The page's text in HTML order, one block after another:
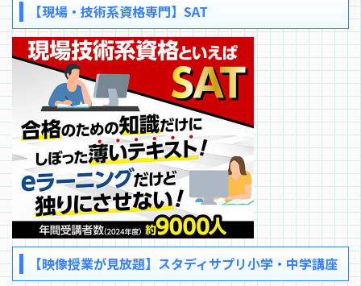
【現場・技術系資格専門】SAT
【映像授業が見放題】スタディサプリ小学・中学講座